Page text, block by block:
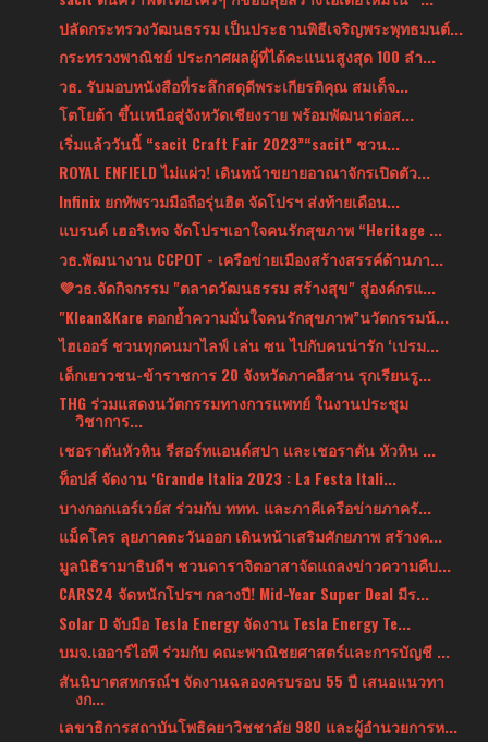
ปลัดกระทรวงวัฒนธรรม เป็นประธานพิธีเจริญพระพุทธมนต์...
กระทรวงพาณิชย์ ประกาศผลผู้ที่ได้คะแนนสูงสุด 100 ลำ...
วธ. รับมอบหนังสือที่ระลึกสดุดีพระเกียรติคุณ สมเด็จ...
โตโยต้า ขึ้นเหนือสู่จังหวัดเชียงราย พร้อมพัฒนาต่อส...
เริ่มแล้ววันนี้ “sacit Craft Fair 2023”“sacit” ชวน...
ROYAL ENFIELD ไม่แผ่ว! เดินหน้าขยายอาณาจักรเปิดตัว...
Infinix ยกทัพรวมมือถือรุ่นฮิต จัดโปรฯ ส่งท้ายเดือน...
แบรนด์ เฮอริเทจ จัดโปรฯเอาใจคนรักสุขภาพ “Heritage ...
วธ.พัฒนางาน CCPOT - เครือข่ายเมืองสร้างสรรค์ด้านภา...
💜วธ.จัดกิจกรรม "ตลาดวัฒนธรรม สร้างสุข" สู่องค์กรแ...
"Klean&Kare ตอกย้ำความมั่นใจคนรักสุขภาพ”นวัตกรรมน้...
ไฮเออร์ ชวนทุกคนมาไลฟ์ เล่น ซน ไปกับคนน่ารัก ‘เปรม...
เด็กเยาวชน-ข้าราชการ 20 จังหวัดภาคอีสาน รุกเรียนรู...
THG ร่วมแสดงนวัตกรรมทางการแพทย์ ในงานประชุม
วิชาการ...
เชอราตันหัวหิน รีสอร์ทแอนด์สปา และเชอราตัน หัวหิน ...
ท็อปส์ จัดงาน ‘Grande Italia 2023 : La Festa Itali...
บางกอกแอร์เวย์ส ร่วมกับ ททท. และภาคีเครือข่ายภาครั...
แม็คโคร ลุยภาคตะวันออก เดินหน้าเสริมศักยภาพ สร้างค...
มูลนิธิรามาธิบดีฯ ชวนดาราจิตอาสาจัดแถลงข่าวความคืบ...
CARS24 จัดหนักโปรฯ กลางปี! Mid-Year Super Deal มีร...
Solar D จับมือ Tesla Energy จัดงาน Tesla Energy Te...
บมจ.เออาร์ไอพี ร่วมกับ คณะพาณิชยศาสตร์และการบัญชี ...
สันนิบาตสหกรณ์ฯ จัดงานฉลองครบรอบ 55 ปี เสนอแนวทา
งก...
เลขาธิการสถาบันโพธิคยาวิชชาลัย 980 และผู้อำนวยการห...